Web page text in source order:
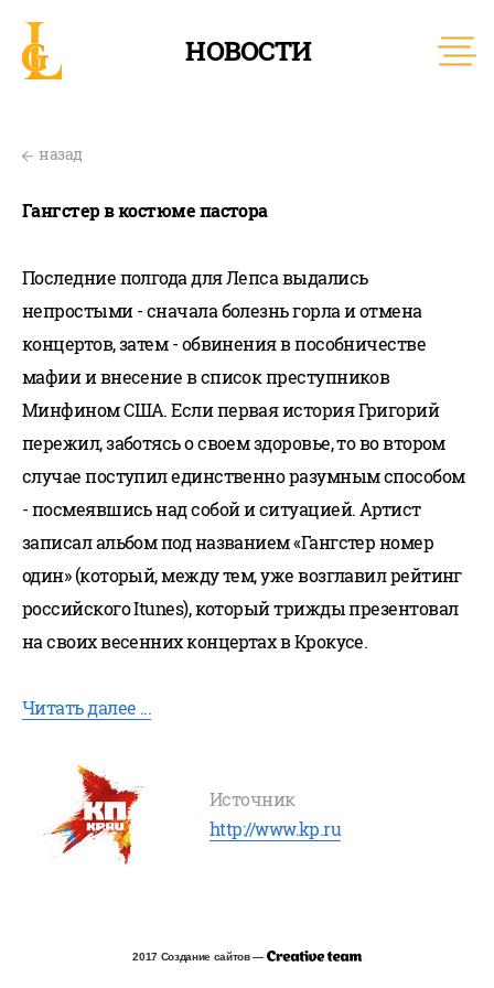
НОВОСТИ
назад
Гангстер в костюме пастора
Последние полгода для Лепса выдались
непростыми - сначала болезнь горла и отмена
концертов, затем - обвинения в пособничестве
мафии и внесение в список преступников
Минфином США.Если первая история Григорий
пережил, заботясь о своем здоровье, то во втором
случае поступил единственно разумным способом
- посмеявшись над собой и ситуацией. Артист
записал альбом под названием «Гангстер номер
один» (который, между тем, уже возглавил рейтинг
российского Itunes), который трижды презентовал
на своих весенних концертах в Крокусе.
Читать далее ...
Источник
http://www.kp.ru
2017 Создание сайтов —